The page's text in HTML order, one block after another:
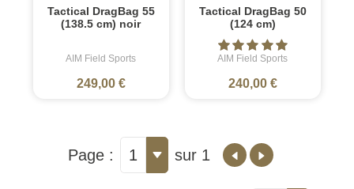
Tactical DragBag 55
(138.5 cm) noir
AIM Field Sports
249,00 €
Tactical DragBag 50
(124 cm)
AIM Field Sports
240,00 €
Page : 1 sur 1